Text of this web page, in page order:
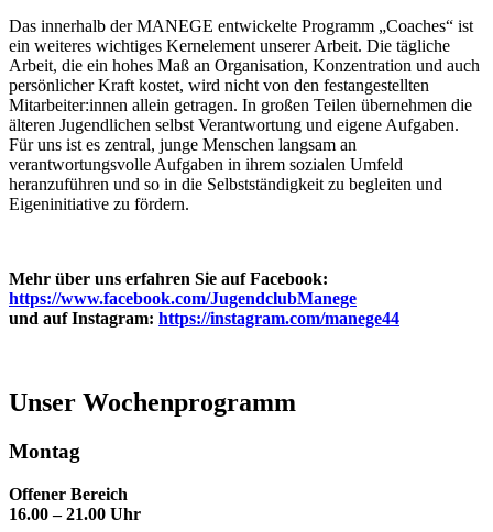
Das innerhalb der MANEGE entwickelte Programm „Coaches“ ist
ein weiteres wichtiges Kernelement unserer Arbeit. Die tägliche
Arbeit, die ein hohes Maß an Organisation, Konzentration und auch
persönlicher Kraft kostet, wird nicht von den festangestellten
Mitarbeiter:innen allein getragen. In großen Teilen übernehmen die
älteren Jugendlichen selbst Verantwortung und eigene Aufgaben.
Für uns ist es zentral, junge Menschen langsam an
verantwortungsvolle Aufgaben in ihrem sozialen Umfeld
heranzuführen und so in die Selbstständigkeit zu begleiten und
Eigeninitiative zu fördern.
Mehr über uns erfahren Sie auf Facebook:
https://www.facebook.com/JugendclubManege
und auf Instagram: https://instagram.com/manege44
Unser Wochenprogramm
Montag
Offener Bereich
16.00 – 21.00 Uhr